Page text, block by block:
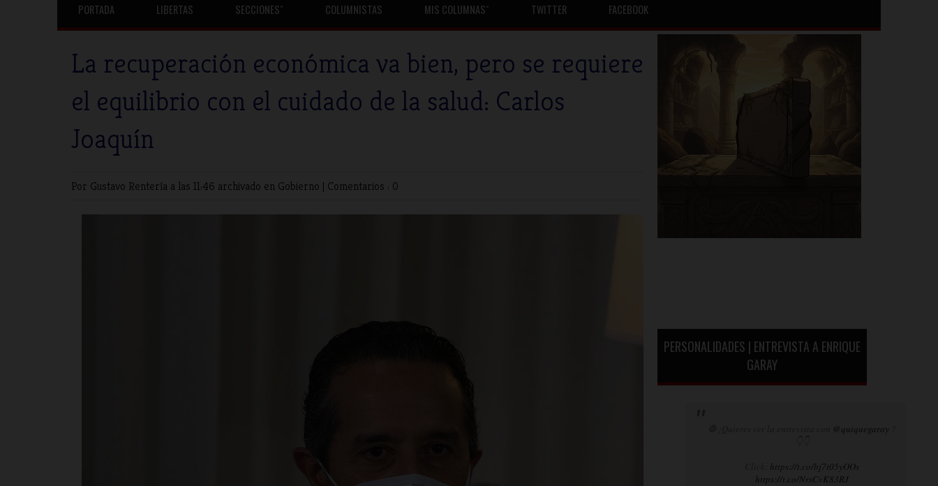
PORTADA LIBERTAS SECCIONESˇ COLUMNISTAS MIS COLUMNASˇ TWITTER FACEBOOK
La recuperación económica va bien, pero se requiere
el equilibrio con el cuidado de la salud: Carlos
Joaquín
Por Gustavo Rentería a las 11:46 archivado en Gobierno | Comentarios : 0
PERSONALIDADES | ENTREVISTA A ENRIQUE
GARAY
@quiquegaray
https://t.co/bj7t05yOOs
https://t.co/NrsCvK83RJ